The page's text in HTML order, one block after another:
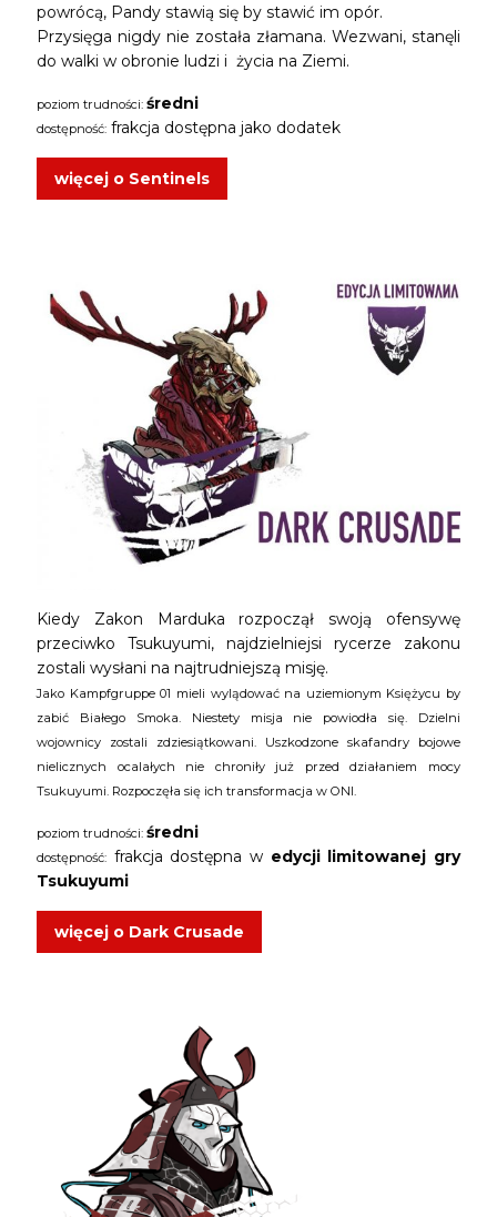
powrócą, Pandy stawią się by stawić im opór.
Przysięga nigdy nie została złamana. Wezwani, stanęli
do walki w obronie ludzi i życia na Ziemi.
poziom trudności: średni
dostępność: frakcja dostępna jako dodatek
więcej o Sentinels
Kiedy Zakon Marduka rozpoczął swoją ofensywę
przeciwko Tsukuyumi, najdzielniejsi rycerze zakonu
zostali wysłani na najtrudniejszą misję.
Jako Kampfgruppe 01 mieli wylądować na uziemionym Księżycu by
zabić Białego Smoka. Niestety misja nie powiodła się. Dzielni
wojownicy zostali zdziesiątkowani. Uszkodzone skafandry bojowe
nielicznych ocalałych nie chroniły już przed działaniem mocy
Tsukuyumi. Rozpoczęła się ich transformacja w ONI.
poziom trudności: średni
dostępność: frakcja dostępna w edycji limitowanej gry
Tsukuyumi
więcej o Dark Crusade